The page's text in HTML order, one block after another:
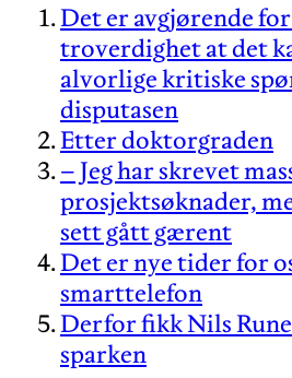
Det er avgjørende
troverdighet at det
alvorlige kritiske
disputasen
Etter doktorgraden
– Jeg har skrevet
prosjektsøknader,
sett gått gærent
Det er nye tider for
smarttelefon
Derfor fikk Nils
sparken